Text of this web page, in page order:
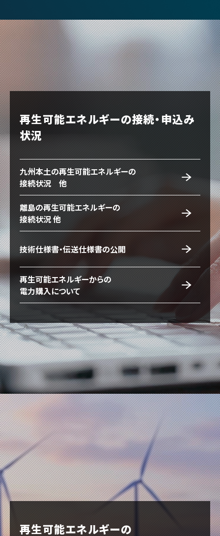
再生可能エネルギーの接続・申込み
状況
九州本土の再生可能エネルギーの
接続状況 他
離島の再生可能エネルギーの
接続状況 他
技術仕様書・伝送仕様書の公開
再生可能エネルギーからの
電力購入について
再生可能エネルギーの